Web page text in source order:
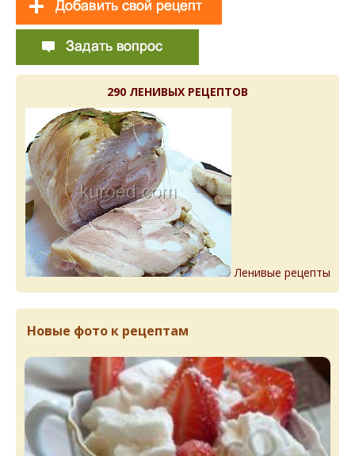
290 ЛЕНИВЫХ РЕЦЕПТОВ
Ленивые рецепты
Новые фото к рецептам